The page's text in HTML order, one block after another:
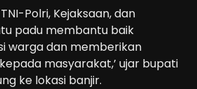
Polri, Kejaksaan, dan
padu membantu baik
warga dan memberikan
masyarakat,’ ujar bupati
ke lokasi banjir.